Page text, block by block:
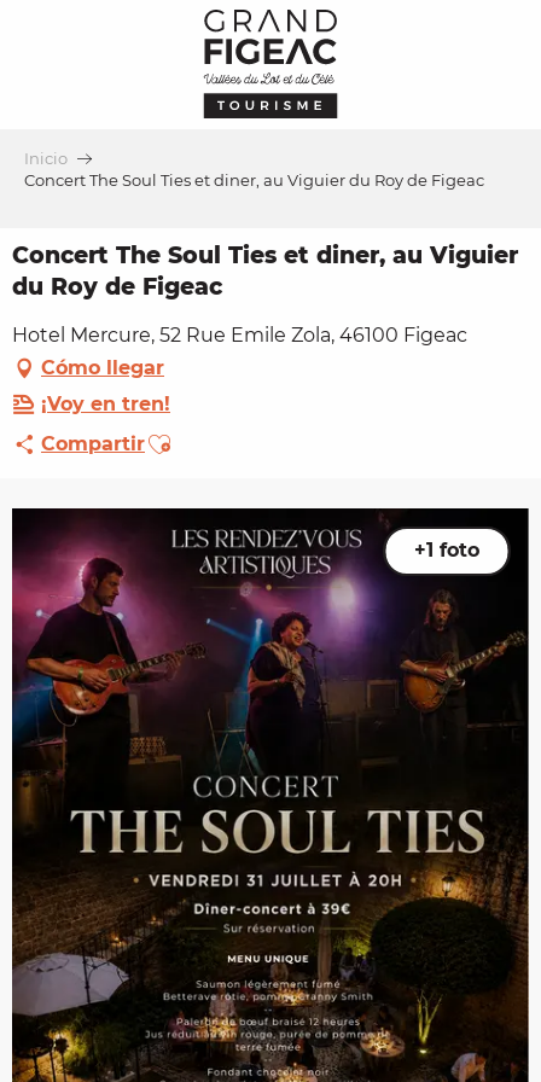
Inicio
Concert The Soul Ties et diner, au Viguier du Roy de Figeac
Concert The Soul Ties et diner, au Viguier
du Roy de Figeac
Hotel Mercure, 52 Rue Emile Zola, 46100 Figeac
Cómo llegar
¡Voy en tren!
CompartirAjouter aux favoris
+1 foto